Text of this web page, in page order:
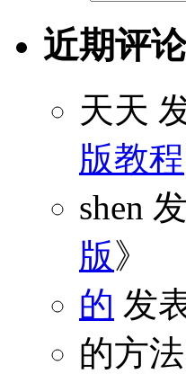
近期评论
天天
版教程
shen
版》
的 发
的方